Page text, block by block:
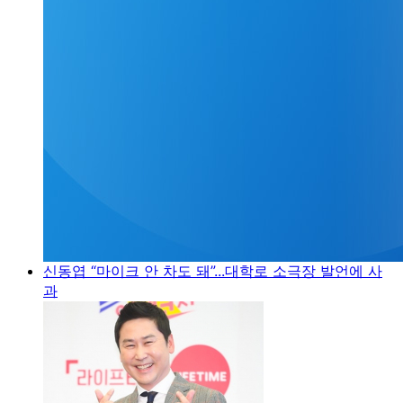
신동엽 “마이크 안 차도 돼”...대학로 소극장 발언에 사
과